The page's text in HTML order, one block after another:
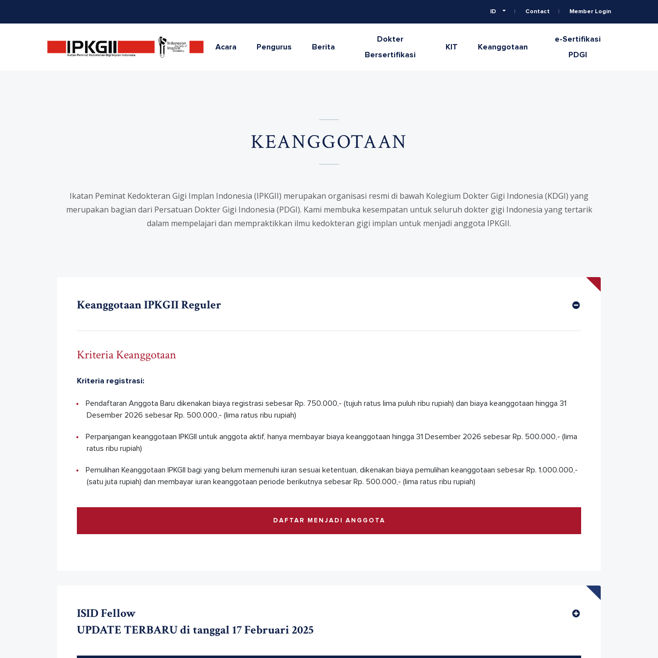
ID Contact Member Login
Acara Pengurus Berita
Dokter
Bersertifikasi
KIT Keanggotaan
e-Sertifikasi
PDGI
KEANGGOTAAN
Ikatan Peminat Kedokteran Gigi Implan Indonesia (IPKGII) merupakan organisasi resmi di bawah Kolegium Dokter Gigi Indonesia (KDGI) yang
merupakan bagian dari Persatuan Dokter Gigi Indonesia (PDGI). Kami membuka kesempatan untuk seluruh dokter gigi Indonesia yang tertarik
dalam mempelajari dan mempraktikkan ilmu kedokteran gigi implan untuk menjadi anggota IPKGII.
Keanggotaan IPKGII Reguler
Kriteria Keanggotaan
Kriteria registrasi:
Pendaftaran Anggota Baru dikenakan biaya registrasi sebesar Rp. 750.000,- (tujuh ratus lima puluh ribu rupiah) dan biaya keanggotaan hingga 31
Desember 2026 sebesar Rp. 500.000,- (lima ratus ribu rupiah)
Perpanjangan keanggotaan IPKGII untuk anggota aktif, hanya membayar biaya keanggotaan hingga 31 Desember 2026 sebesar Rp. 500.000,- (lima
ratus ribu rupiah)
Pemulihan Keanggotaan IPKGII bagi yang belum memenuhi iuran sesuai ketentuan, dikenakan biaya pemulihan keanggotaan sebesar Rp. 1.000.000,-
(satu juta rupiah) dan membayar iuran keanggotaan periode berikutnya sebesar Rp. 500.000,- (lima ratus ribu rupiah)
DAFTAR MENJADI ANGGOTA
ISID Fellow
UPDATE TERBARU di tanggal 17 Februari 2025